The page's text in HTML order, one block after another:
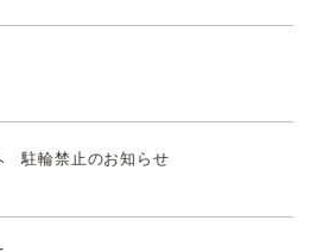
駐輪禁止のお知らせ